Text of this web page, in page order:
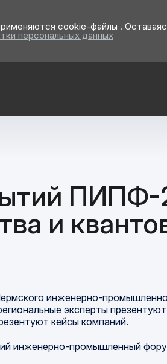
cookie-файлы .
персональных данных
ПИПФ-
и
инженерно-
эксперты
кейсы компаний.
инженерно-промышленный